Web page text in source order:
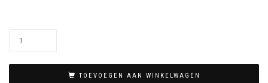
TOEVOEGEN AAN WINKELWAGEN